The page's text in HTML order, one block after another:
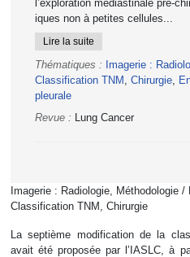
l’exploration médiastinale pré-
iques non à petites cellules...
Lire la suite
Thématiques : Imagerie :
Classification TNM , Chirurgie,
pleurale
Revue : Lung Cancer
Imagerie : Radiologie, Méthodologie
Classification TNM, Chirurgie
La septième modification de la
avait été proposée par l’IASLC, à